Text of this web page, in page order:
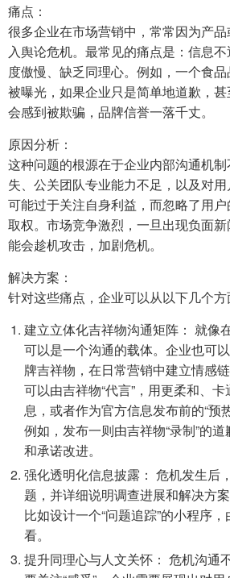
痛点：
很多企业在市场营销中，常常因为产
入舆论危机。最常见的痛点是：信息
度傲慢、缺乏同理心。例如，一个食
被曝光，如果企业只是简单地道歉，
会感到被欺骗，品牌信誉一落千丈。
原因分析：
这种问题的根源在于企业内部沟通机
失、公关团队专业能力不足，以及对
可能过于关注自身利益，而忽略了用
取权。市场竞争激烈，一旦出现负面
能会趁机攻击，加剧危机。
解决方案：
针对这些痛点，企业可以从以下几个方
建立立体化吉祥物沟通矩阵： 就像
可以是一个沟通的载体。企业也可
牌吉祥物，在日常营销中建立情感
可以由吉祥物“代言”，用更柔和、
息，或者作为官方信息发布前的“预
例如，发布一则由吉祥物“录制”的
和承诺改进。
强化透明化信息披露： 危机发生后
题，并详细说明调查进展和解决方
比如设计一个“问题追踪”的小程序
看。
提升同理心与人文关怀： 危机沟通